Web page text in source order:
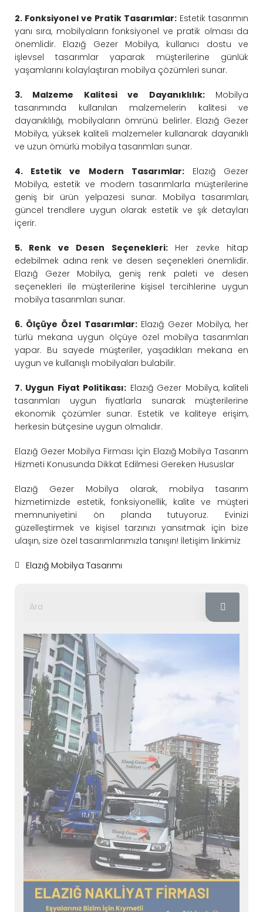
2. Fonksiyonel ve Pratik Tasarımlar: Estetik tasarımın
yanı sıra, mobilyaların fonksiyonel ve pratik olması da
önemlidir. Elazığ Gezer Mobilya, kullanıcı dostu ve
işlevsel tasarımlar yaparak müşterilerine günlük
yaşamlarını kolaylaştıran mobilya çözümleri sunar.
3. Malzeme Kalitesi ve Dayanıklılık:Mobilya
tasarımında kullanılan malzemelerin kalitesi ve
dayanıklılığı, mobilyaların ömrünü belirler. Elazığ Gezer
Mobilya, yüksek kaliteli malzemeler kullanarak dayanıklı
ve uzun ömürlü mobilya tasarımları sunar.
4. Estetik ve Modern Tasarımlar:Elazığ Gezer
Mobilya, estetik ve modern tasarımlarla müşterilerine
geniş bir ürün yelpazesi sunar. Mobilya tasarımları,
güncel trendlere uygun olarak estetik ve şık detayları
içerir.
5. Renk ve Desen Seçenekleri:Her zevke hitap
edebilmek adına renk ve desen seçenekleri önemlidir.
Elazığ Gezer Mobilya, geniş renk paleti ve desen
seçenekleri ile müşterilerine kişisel tercihlerine uygun
mobilya tasarımları sunar.
6. Ölçüye Özel Tasarımlar:Elazığ Gezer Mobilya, her
türlü mekana uygun ölçüye özel mobilya tasarımları
yapar. Bu sayede müşteriler, yaşadıkları mekana en
uygun ve kullanışlı mobilyaları bulabilir.
7. Uygun Fiyat Politikası: Elazığ Gezer Mobilya, kaliteli
tasarımları uygun fiyatlarla sunarak müşterilerine
ekonomik çözümler sunar. Estetik ve kaliteye erişim,
herkesin bütçesine uygun olmalıdır.
Elazığ Gezer Mobilya Firması İçin Elazığ Mobilya Tasarım
Hizmeti Konusunda Dikkat Edilmesi Gereken Hususlar
Elazığ Gezer Mobilya olarak, mobilya tasarım
hizmetimizde estetik, fonksiyonellik, kalite ve müşteri
memnuniyetini ön planda tutuyoruz. Evinizi
güzelleştirmek ve kişisel tarzınızı yansıtmak için bize
ulaşın, size özel tasarımlarımızla tanışın! İletişim linkimiz
Elazığ Mobilya Tasarımı